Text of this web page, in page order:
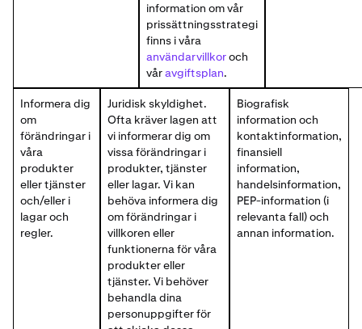
information om vår
prissättningsstrategi
finns i våra
användarvillkoroch
våravgiftsplan.
Informera dig
om
förändringar i
våra
produkter
eller tjänster
och/eller i
lagar och
regler.
Juridisk skyldighet.
Ofta kräver lagen att
vi informerar dig om
vissa förändringar i
produkter, tjänster
eller lagar. Vi kan
behöva informera dig
om förändringar i
villkoren eller
funktionerna för våra
produkter eller
tjänster. Vi behöver
behandla dina
personuppgifter för
Biografisk
information och
kontaktinformation,
finansiell
information,
handelsinformation,
PEP-information (i
relevanta fall) och
annan information.